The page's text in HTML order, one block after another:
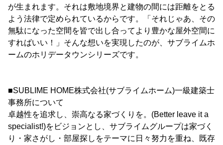
が生まれます。それは敷地境界と建物の間には距離をとる
よう法律で定められているからです。「それじゃあ、その
無駄になった空間を皆で出し合ってより豊かな屋外空間に
すればいい！」そんな想いを実現したのが、サブライムホ
ームのホリデータウンシリーズです。
■SUBLIME HOME株式会社(サブライムホーム)一級建築士
事務所について
卓越性を追求し、崇高なる家づくりを。(Better leave it a
specialist!)をビジョンとし、サブライムグループは家づく
り・家さがし・部屋探しをテーマに日々努力を重ね、既存